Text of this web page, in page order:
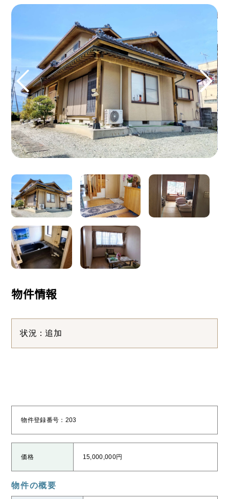
物件情報
状況：追加
物件登録番号：203
価格 15,000,000円
物件の概要